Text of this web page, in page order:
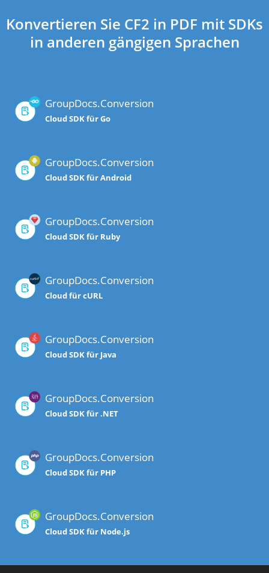
Konvertieren Sie CF2 in PDF mit SDKs
in anderen gängigen Sprachen
GroupDocs.Conversion
Cloud SDK für Go
GroupDocs.Conversion
Cloud SDK für Android
GroupDocs.Conversion
Cloud SDK für Ruby
GroupDocs.Conversion
Cloud für cURL
GroupDocs.Conversion
Cloud SDK für Java
GroupDocs.Conversion
Cloud SDK für .NET
GroupDocs.Conversion
Cloud SDK für PHP
GroupDocs.Conversion
Cloud SDK für Node.js